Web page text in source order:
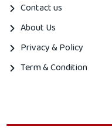
Contact us
About Us
Privacy & Policy
Term & Condition